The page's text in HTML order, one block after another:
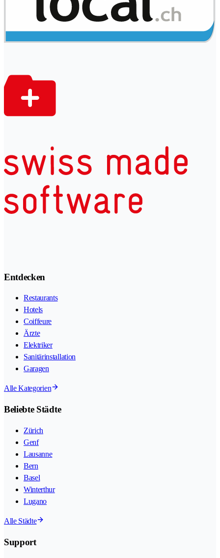
Entdecken
Restaurants
Hotels
Coiffeure
Ärzte
Elektriker
Sanitärinstallation
Garagen
Alle Kategorien
Beliebte Städte
Zürich
Genf
Lausanne
Bern
Basel
Winterthur
Lugano
Alle Städte
Support